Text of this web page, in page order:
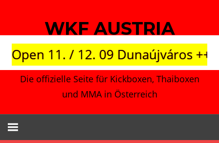
springen
WKF AUSTRIA
11. / 12. 09 Dunaújváros +++
Die offizielle Seite für Kickboxen, Thaiboxen
und MMA in Österreich